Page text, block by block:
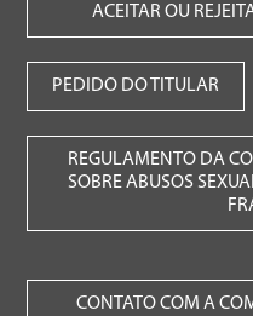
ACEITAR OU
PEDIDO DO TITULAR
REGULAMENTO DA
SOBRE ABUSOS
CONTATO COM A